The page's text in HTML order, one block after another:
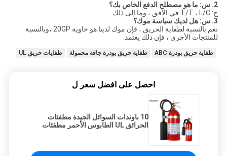
2. س: ما هو مصطلح الدفع الخاص بك؟
ج: T/T ، L/C في الأفق ، وما إلى ذلك.
3. س: هل لديك سياسة موك؟
نعم.بالنسبة لطفاية الحريق ، فإن موك لدينا هو حاوية 20GP ،وبالنسبة
للمنتجات الأخرى ، فإن ذلك يعتمد.
طفاية حريق بودرة ABC ​​طفاية حريق بودرة جافة محمولة طفايات حريق UL
احصل على افضل سعر ل
10 باوندات السوائل الجيدة مطفئات
الحرائق UL الطابوس الأحمر مطفئات